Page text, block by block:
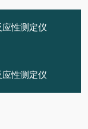
性测定仪
性测定仪